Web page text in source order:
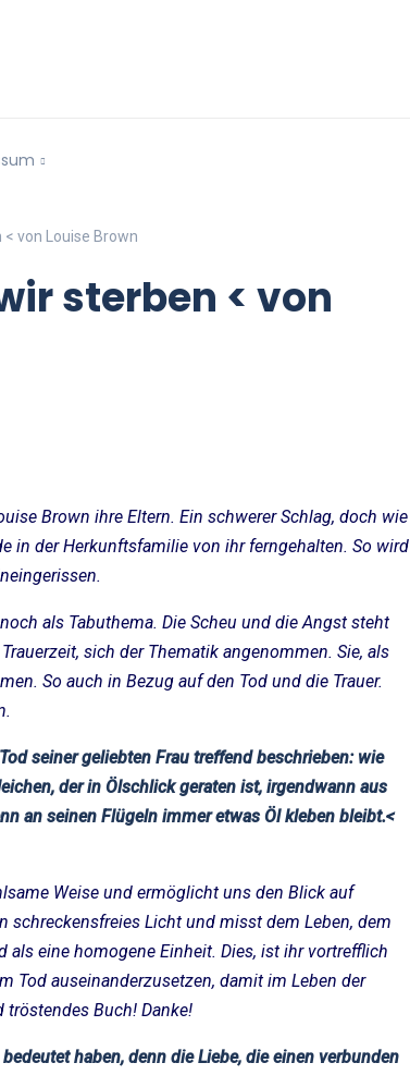
von Louise Brown
sterben < von
Brown ihre Eltern. Ein schwerer Schlag, doch wie
in der Herkunftsfamilie von ihr ferngehalten. So wird
als Tabuthema. Die Scheu und die Angst steht
sich der Thematik angenommen. Sie, als
So auch in Bezug auf den Tod und die Trauer.
seiner geliebten Frau treffend beschrieben: wie
der in Ölschlick geraten ist, irgendwann aus
an seinen Flügeln immer etwas Öl kleben bleibt.<
Weise und ermöglicht uns den Blick auf
schreckensfreies Licht und misst dem Leben, dem
als eine homogene Einheit. Dies, ist ihr vortrefflich
Tod auseinanderzusetzen, damit im Leben der
Buch! Danke!
haben, denn die Liebe, die einen verbunden